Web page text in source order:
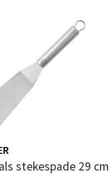
- Thon Senter
7, 1338 Sandvika